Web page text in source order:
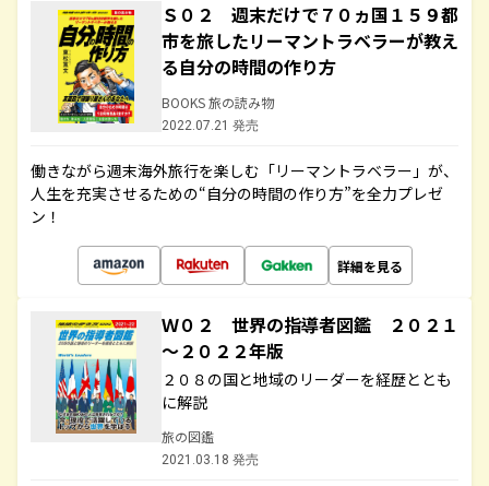
Ｓ０２ 週末だけで７０ヵ国１５９都
市を旅したリーマントラベラーが教え
る自分の時間の作り方
BOOKS 旅の読み物
2022.07.21 発売
働きながら週末海外旅行を楽しむ「リーマントラベラー」が、
人生を充実させるための“自分の時間の作り方”を全力プレゼ
ン！
詳細を見る
Ｗ０２ 世界の指導者図鑑 ２０２１
～２０２２年版
２０８の国と地域のリーダーを経歴ととも
に解説
旅の図鑑
2021.03.18 発売